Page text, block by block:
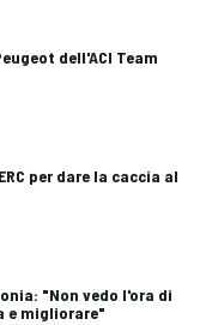
dell'ACI Team
per dare la caccia al
"Non vedo l'ora di
e migliorare"